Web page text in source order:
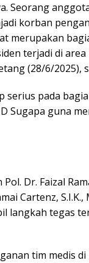
Seorang
korban
merupakan
terjadi di
(28/6/2025),
serius pada
Sugapa guna
Dr. Faizal
Cartenz,
langkah tegas
tim medis di